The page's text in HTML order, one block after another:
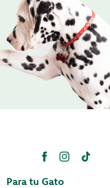
Para tu Gato